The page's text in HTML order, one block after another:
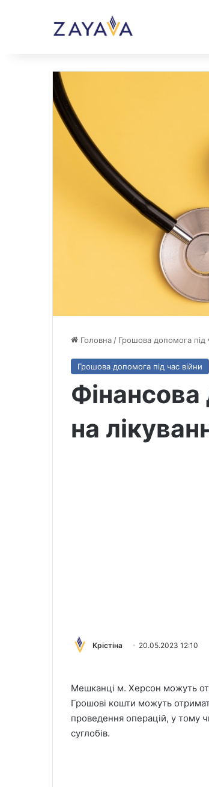
Головна / Грошова допомога під
Грошова допомога під час війни
на
Крістіна 20.05.2023 12:10
Мешканці м. Херсон можуть
Грошові кошти можуть
проведення операцій, у тому
суглобів.